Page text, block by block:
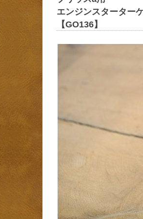
エンジンスターター
【GO136】